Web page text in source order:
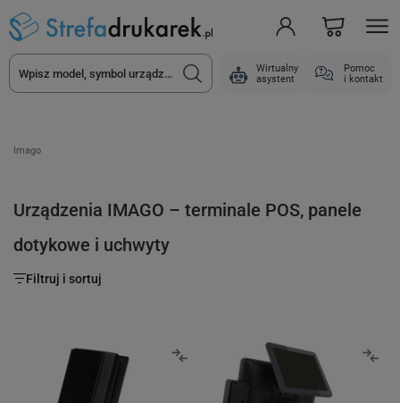
Wirtualny
asystent
Pomoc
i kontakt
Imago
Urządzenia IMAGO – terminale POS, panele
dotykowe i uchwyty
Filtruj i sortuj